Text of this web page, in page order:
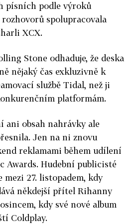
písních podle výroků
spolupracovala
XCX.
Stone odhaduje, že deska
nějaký čas exkluzivně k
službě Tidal, než ji
platformám.
ani obsah nahrávky ale
Jen na ni znovu
reklamami během udílení
Awards. Hudební publicisté
mezi 27. listopadem, kdy
někdejší přítel Rihanny
kdy své nové album
Coldplay.